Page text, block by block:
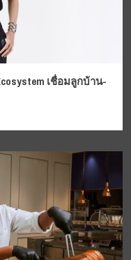
เชื่อมลูกบ้าน-